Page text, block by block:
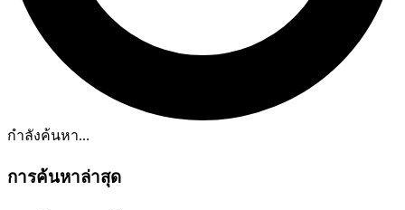
กำลังค้นหา...
การค้นหาล่าสุด